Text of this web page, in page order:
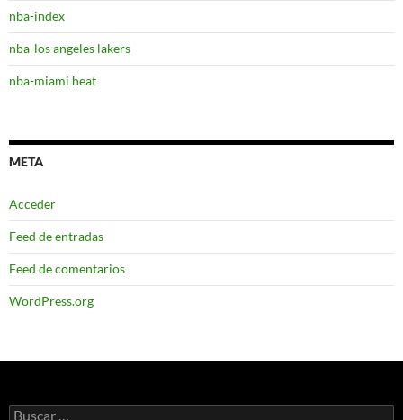
nba-index
nba-los angeles lakers
nba-miami heat
META
Acceder
Feed de entradas
Feed de comentarios
WordPress.org
Buscar: